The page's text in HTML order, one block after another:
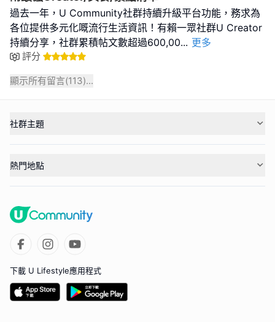
過去一年，U Community社群持續升級平台功能，務求為
各位提供多元化嘅流行生活資訊！有賴一眾社群U Creator
持續分享，社群累積帖文數超過600,00... 更多
評分
顯示所有留言(113)...
社群主題
熱門地點
下載 U Lifestyle應用程式